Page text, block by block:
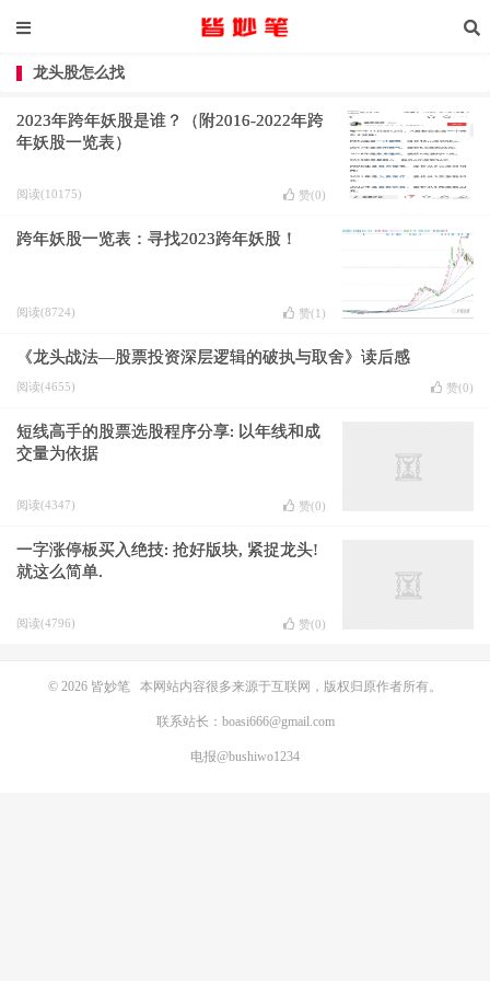
龙头股怎么找
2023年跨年妖股是谁？（附2016-2022年跨
年妖股一览表）
阅读(10175) 赞(0)
跨年妖股一览表：寻找2023跨年妖股！
阅读(8724) 赞(1 )
《龙头战法—股票投资深层逻辑的破执与取舍》读后感
阅读(4655) 赞(0)
短线高手的股票选股程序分享: 以年线和成
交量为依据
阅读(4347) 赞(0)
一字涨停板买入绝技: 抢好版块, 紧捉龙头!
就这么简单.
阅读(4796) 赞(0)
© 2026 皆妙笔 本网站内容很多来源于互联网，版权归原作者所有。
联系站长：boasi666@gmail.com
电报@bushiwo1234